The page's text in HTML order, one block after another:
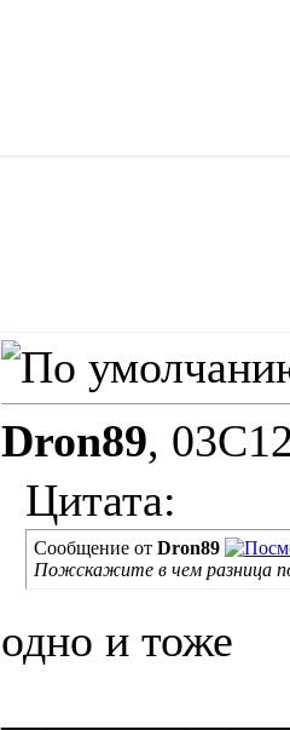
Dron89,
Цитата:
Сообщение от Dron89
Пожскажите в чем разница
одно и тоже